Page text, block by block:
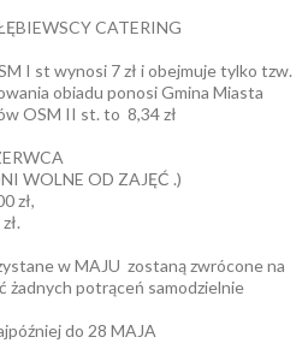
CATERING
I st wynosi 7 zł i obejmuje tylko tzw.
obiadu ponosi Gmina Miasta
OSM II st. to 8,34 zł
WOLNE OD ZAJĘĆ .)
zł,
w MAJU zostaną zwrócone na
żadnych potrąceń samodzielnie
do 28 MAJA